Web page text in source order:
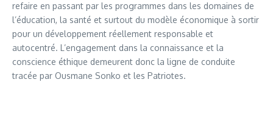
refaire en passant par les programmes dans les domaines de
l’éducation, la santé et surtout du modèle économique à sortir
pour un développement réellement responsable et
autocentré. L’engagement dans la connaissance et la
conscience éthique demeurent donc la ligne de conduite
tracée par Ousmane Sonko et les Patriotes.